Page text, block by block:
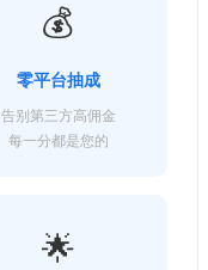
💰
零平台抽成
告别第三方高佣金
每一分都是您的
🌟